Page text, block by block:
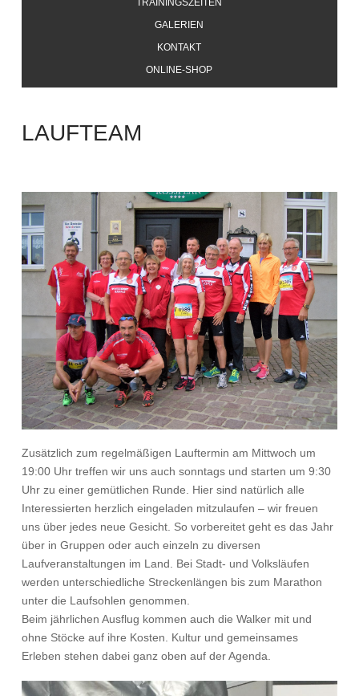
TRAININGSZEITEN
GALERIEN
KONTAKT
ONLINE-SHOP
LAUFTEAM
Zusätzlich zum regelmäßigen Lauftermin am Mittwoch um
19:00 Uhr treffen wir uns auch sonntags und starten um 9:30
Uhr zu einer gemütlichen Runde. Hier sind natürlich alle
Interessierten herzlich eingeladen mitzulaufen – wir freuen
uns über jedes neue Gesicht. So vorbereitet geht es das Jahr
über in Gruppen oder auch einzeln zu diversen
Laufveranstaltungen im Land. Bei Stadt- und Volksläufen
werden unterschiedliche Streckenlängen bis zum Marathon
unter die Laufsohlen genommen.
Beim jährlichen Ausflug kommen auch die Walker mit und
ohne Stöcke auf ihre Kosten. Kultur und gemeinsames
Erleben stehen dabei ganz oben auf der Agenda.